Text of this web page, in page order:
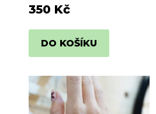
350 Kč
DO KOŠÍKU